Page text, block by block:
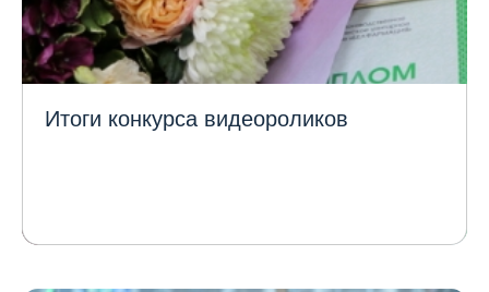
Итоги конкурса видеороликов